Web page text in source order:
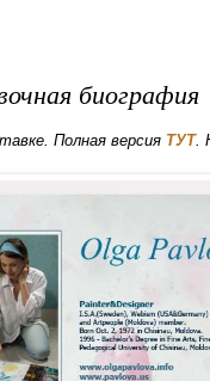
биография
Полная версия ТУТ.